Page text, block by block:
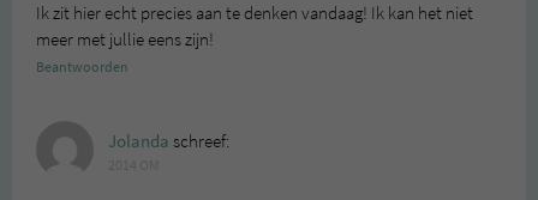
Ik zit hier echt precies aan te denken vandaag! Ik kan het niet
meer met jullie eens zijn!
Beantwoorden
Jolanda schreef: